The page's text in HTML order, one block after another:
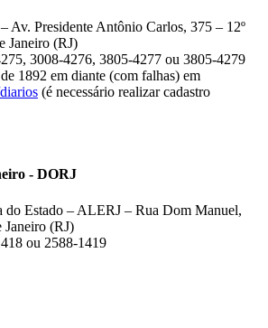
Av. Presidente Antônio Carlos, 375 – 12º
Janeiro (RJ)
3008-4276, 3805-4277 ou 3805-4279
1892 em diante (com falhas) em
(é necessário realizar cadastro
- DORJ
do Estado – ALERJ – Rua Dom Manuel,
Janeiro (RJ)
ou 2588-1419